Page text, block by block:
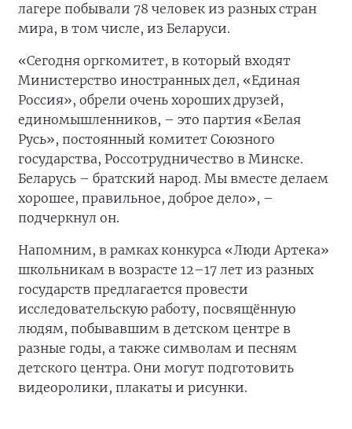
лагере побывали 78 человек из разных стран
мира, в том числе, из Беларуси.
«Сегодня оргкомитет, в который входят
Министерство иностранных дел, «Единая
Россия», обрели очень хороших друзей,
единомышленников, – это партия «Белая
Русь», постоянный комитет Союзного
государства, Россотрудничество в Минске.
Беларусь – братский народ. Мы вместе делаем
хорошее, правильное, доброе дело», –
подчеркнул он.
Напомним, в рамках конкурса «Люди Артека»
школьникам в возрасте 12–17 лет из разных
государств предлагается провести
исследовательскую работу, посвящённую
людям, побывавшим в детском центре в
разные годы, а также символам и песням
детского центра. Они могут подготовить
видеоролики, плакаты и рисунки.